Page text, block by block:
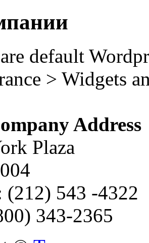
default
> Widgets
Address
Plaza
(212) 543 -4322
343-2365